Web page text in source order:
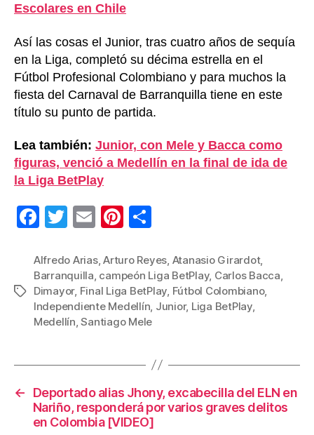
Escolares en Chile
Así las cosas el Junior, tras cuatro años de sequía
en la Liga, completó su décima estrella en el
Fútbol Profesional Colombiano y para muchos la
fiesta del Carnaval de Barranquilla tiene en este
título su punto de partida.
Lea también: Junior, con Mele y Bacca como
figuras, venció a Medellín en la final de ida de
la Liga BetPlay
F
c
e
b
o
k
T
tt
er
E
ail
Pi
er
e
st
m
p
ar
tir
Etiquetas
Alfredo Arias,Arturo Reyes Atanasio Girardot,
Barranquilla campeón Liga BetPlay, Carlos Bacca
Dimayor, Final Liga BetPlay Fútbol Colombiano,
Independiente Medellín Junior, Liga BetPlay,
Medellín ,Santiago Mele
←
Deportado alias Jhony, excabecilla del ELN en
Nariño, responderá por varios graves delitos
en Colombia [VIDEO]